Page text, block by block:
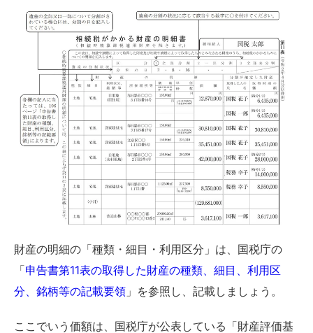
財産の明細の「種類・細目・利用区分」は、国税庁の
「申告書第11表の取得した財産の種類、細目、利用区
分、銘柄等の記載要領 」を参照し、記載しましょう。
ここでいう価額は、国税庁が公表している「財産評価基